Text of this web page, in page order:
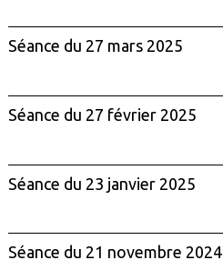
Séance du 27 mars 2025
Séance du 27 février 2025
Séance du 23 janvier 2025
Séance du 21 novembre 2024